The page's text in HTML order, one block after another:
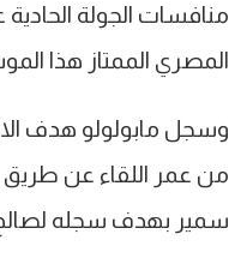
منافسات الجولة
المصري الممتاز هذا
من عمر اللقاء عن طريق
سمير بهدف سجله